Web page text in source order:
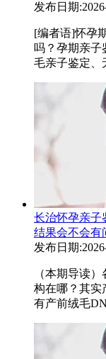
发布日期
[编者语]怀孕
吗？孕期亲子
毛亲子鉴定、
长治怀孕亲子
结果会不会有
发布日期
（本期导读
构在哪？其实
有产前绒毛